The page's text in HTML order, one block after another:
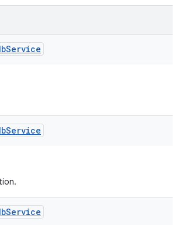
Service
Service
Service